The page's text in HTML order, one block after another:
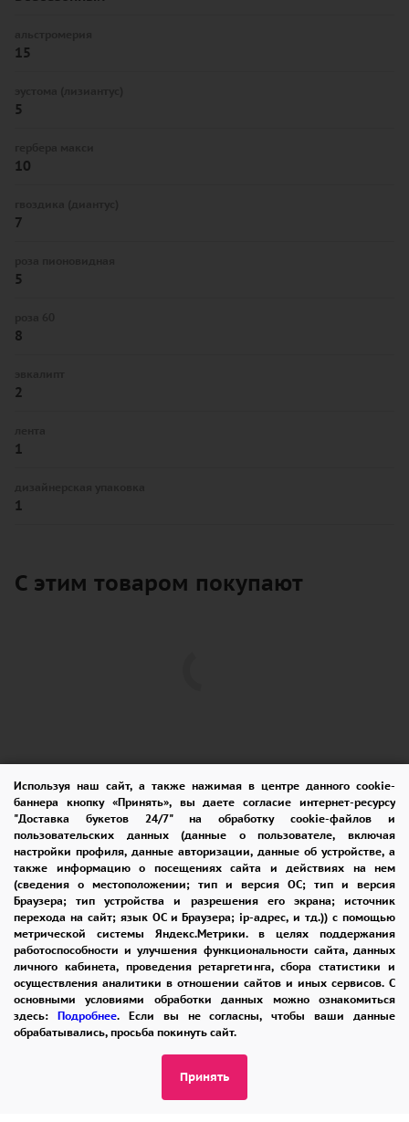
Используя наш сайт, а также нажимая в центре данного cookie-
баннера кнопку «Принять», вы даете согласие интернет-ресурсу
"Доставка букетов 24/7" на обработку cookie-файлов и
пользовательских данных (данные о пользователе, включая
настройки профиля, данные авторизации, данные об устройстве, а
также информацию о посещениях сайта и действиях на нем
(сведения о местоположении; тип и версия ОС; тип и версия
Браузера; тип устройства и разрешения его экрана; источник
перехода на сайт; язык ОС и Браузера; ip-адрес, и тд.)) с помощью
метрической системы Яндекс.Метрики. в целях поддержания
работоспособности и улучшения функциональности сайта, данных
личного кабинета, проведения ретаргетинга, сбора статистики и
осуществления аналитики в отношении сайтов и иных сервисов. С
основными условиями обработки данных можно ознакомиться
здесь: Подробнее. Если вы не согласны, чтобы ваши данные
обрабатывались, просьба покинуть сайт.
Принять
15
5
10
7
5
8
2
1
1
С этим товаром покупают
ПОМОЩЬ ОПЛАТА
ДОСТАВКА
ГАРАНТИИ
КУПОН
ВОЗВРАТ
ОТЗЫВЫ
РЕКОМЕНДАЦИИ
КОНТАКТЫ
8 965 242-37-47
admin@buket24delivery.ru